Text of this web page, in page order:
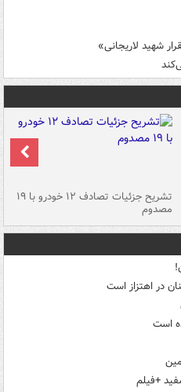
شهید لاریجانی»
تشریح جزئیات تصادف ۱۲ خودرو با ۱۹
مصدوم
در اهتزاز است
است
+فیلم